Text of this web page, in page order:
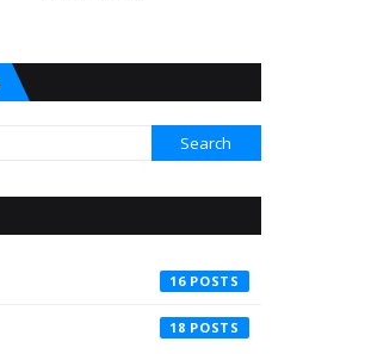
16
18